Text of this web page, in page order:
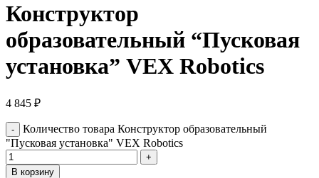
Конструктор
образовательный “Пусковая
установка” VEX Robotics
4 845 ₽
Количество товара Конструктор образовательный
"Пусковая установка" VEX Robotics
В корзину